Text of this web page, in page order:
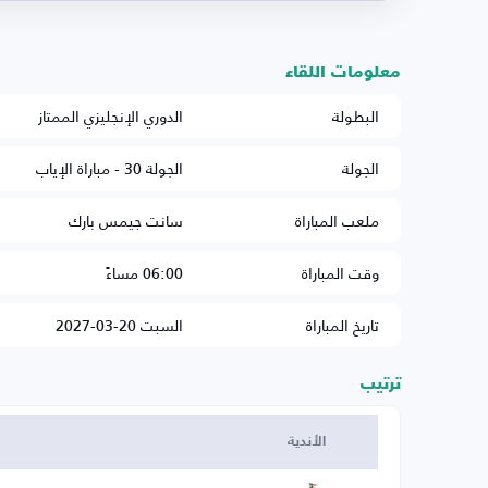
معلومات اللقاء
البطولة
الدوري الإنجليزي الممتاز
الجولة
الجولة 30 - مباراة الإياب
ملعب المباراة
سانت جيمس بارك
وقت المباراة
06:00 مساءً
تاريخ المباراة
السبت 20-03-2027
ترتيب
الأندية